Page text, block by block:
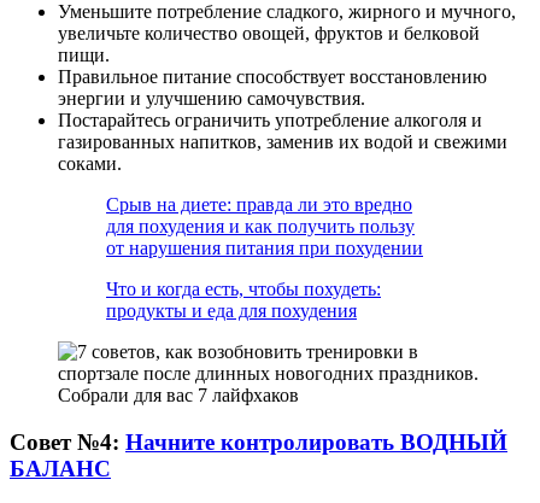
Уменьшите потребление сладкого, жирного и мучного,
увеличьте количество овощей, фруктов и белковой
пищи.
Правильное питание способствует восстановлению
энергии и улучшению самочувствия.
Постарайтесь ограничить употребление алкоголя и
газированных напитков, заменив их водой и свежими
соками.
Срыв на диете: правда ли это вредно
для похудения и как получить пользу
от нарушения питания при похудении
Что и когда есть, чтобы похудеть:
продукты и еда для похудения
Совет №4: Начните контролировать ВОДНЫЙ
БАЛАНС